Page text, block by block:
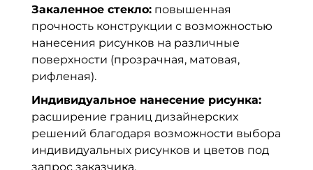
Закаленное стекло: повышенная
прочность конструкции с возможностью
нанесения рисунков на различные
поверхности (прозрачная, матовая,
рифленая).
Индивидуальное нанесение рисунка:
расширение границ дизайнерских
решений благодаря возможности выбора
индивидуальных рисунков и цветов под
запрос заказчика.